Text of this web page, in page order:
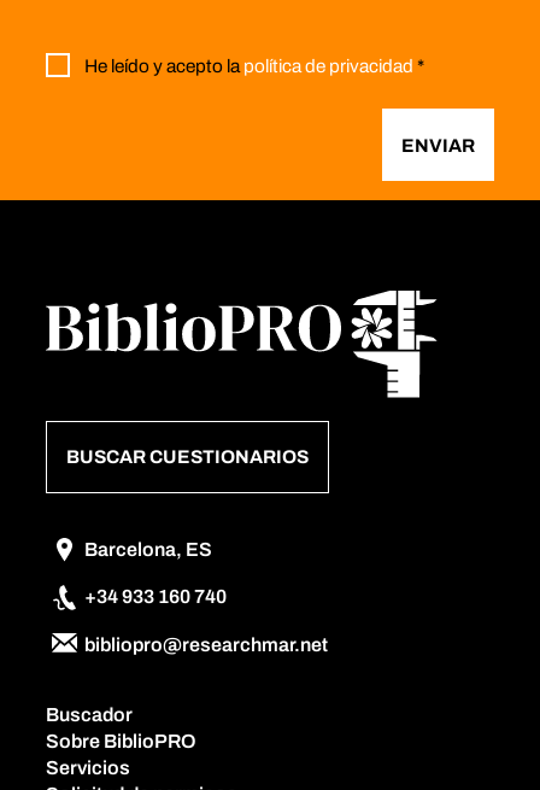
He leído y acepto la política de privacidad *
ENVIAR
BUSCAR CUESTIONARIOS
Barcelona, ES
+34 933 160 740
bibliopro@researchmar.net
Buscador
Sobre BiblioPRO
Servicios